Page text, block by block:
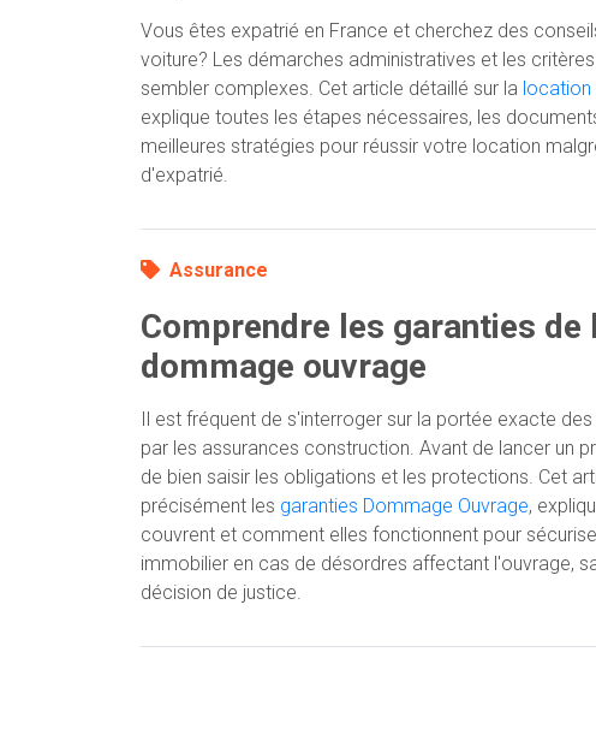
Vous êtes expatrié en France et cherchez des
voiture? Les démarches administratives et les
sembler complexes. Cet article détaillé sur la location
explique toutes les étapes nécessaires, les
meilleures stratégies pour réussir votre location
d'expatrié.
Assurance
Comprendre les garanties de
dommage ouvrage
Il est fréquent de s'interroger sur la portée exacte
par les assurances construction. Avant de lancer un
de bien saisir les obligations et les protections. Cet
précisément les garanties Dommage Ouvrage,
couvrent et comment elles fonctionnent pour
immobilier en cas de désordres affectant l'ouvrage,
décision de justice.